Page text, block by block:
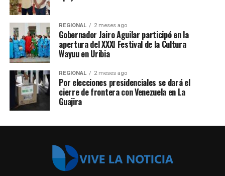
REGIONAL 2 meses ago
Gobernador Jairo Aguilar participó en la
apertura del XXXI Festival de la Cultura
Wayuu en Uribia
REGIONAL 2 meses ago
Por elecciones presidenciales se dará el
cierre de frontera con Venezuela en La
Guajira